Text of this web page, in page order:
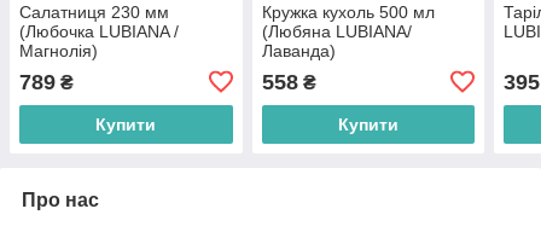
Салатниця 230 мм
(Любочка LUBIANA /
Магнолія)
789 ₴
Купити
Кружка кухоль 500 мл
(Любяна LUBIANA/
Лаванда)
558₴
Купити
395
Про нас